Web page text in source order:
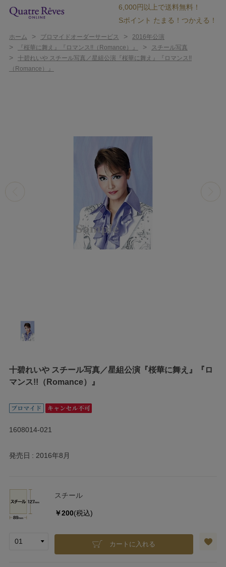
6,000円以上で送料無料！
Sポイント たまる！つかえる！
ホーム > ブロマイドオーダーサービス > 2016年公演
> 『桜華に舞え』『ロマンス!!（Romance）』 > スチール写真
>
十碧れいや スチール写真／星組公演『桜華に舞え』『ロマンス!!
（Romance）』
十碧れいや スチール写真／星組公演『桜華に舞え』『ロ
マンス!!（Romance）』
1608014-021
発売日 2016年8月
スチール
￥200(税込)
カートに入れる